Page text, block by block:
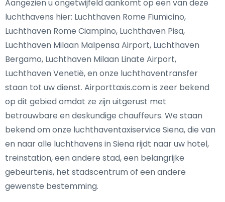
Aangezien u ongetwijfeld aankomt op een van deze
luchthavens hier: Luchthaven Rome Fiumicino,
Luchthaven Rome Ciampino, Luchthaven Pisa,
Luchthaven Milaan Malpensa Airport, Luchthaven
Bergamo, Luchthaven Milaan Linate Airport,
Luchthaven Venetië, en onze luchthaventransfer
staan tot uw dienst. Airporttaxis.com is zeer bekend
op dit gebied omdat ze zijn uitgerust met
betrouwbare en deskundige chauffeurs. We staan
bekend om onze luchthaventaxiservice Siena, die van
en naar alle luchthavens in Siena rijdt naar uw hotel,
treinstation, een andere stad, een belangrijke
gebeurtenis, het stadscentrum of een andere
gewenste bestemming.